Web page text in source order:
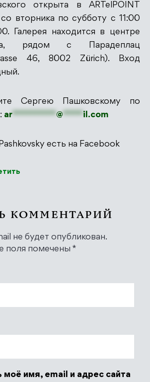
открыта в ARTelPOINT
вторника по субботу с 11:00
Галерея находится в центре
рядом с Парадеплац
46, 8002 Zürich). Вход
Сергею Пашковскому по
ar***********@*****il.com
есть на Facebook
КОММЕНТАРИЙ
не будет опубликован.
поля помечены *
моё имя, email и адрес сайта